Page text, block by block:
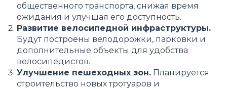
общественного транспорта, снижая время
ожидания и улучшая его доступность.
Развитие велосипедной инфраструктуры.
Будут построены велодорожки, парковки и
дополнительные объекты для удобства
велосипедистов.
Улучшение пешеходных зон. Планируется
строительство новых тротуаров и